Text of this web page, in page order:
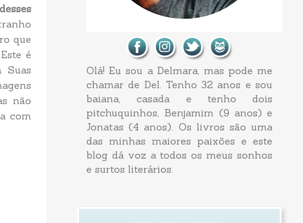
que
é
. Suas
não
com
Olá! Eu sou a Delmara, mas pode me
chamar de Del. Tenho 32 anos e sou
baiana, casada e tenho dois
pitchuquinhos, Benjamim (9 anos) e
Jonatas (4 anos). Os livros são uma
das minhas maiores paixões e este
blog dá voz a todos os meus sonhos
e surtos literários.